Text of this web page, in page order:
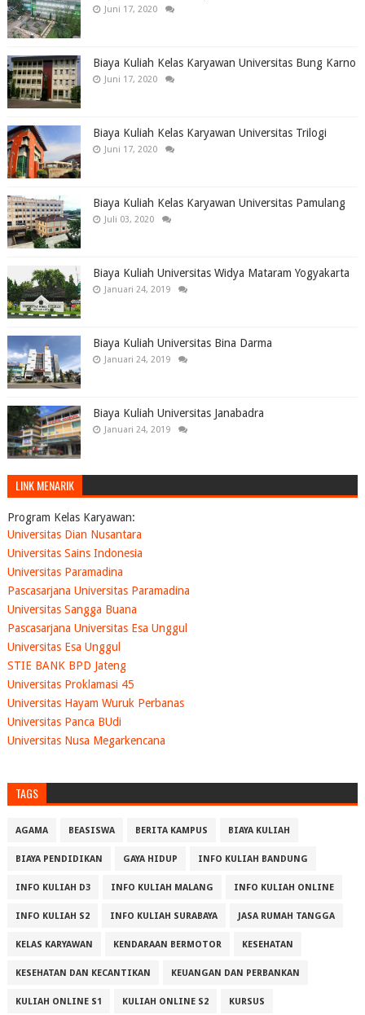
Juni 17, 2020
Biaya Kuliah Kelas Karyawan Universitas Bung Karno
Juni 17, 2020
Biaya Kuliah Kelas Karyawan Universitas Trilogi
Juni 17, 2020
Biaya Kuliah Kelas Karyawan Universitas Pamulang
Juli 03, 2020
Biaya Kuliah Universitas Widya Mataram Yogyakarta
Januari 24, 2019
Biaya Kuliah Universitas Bina Darma
Januari 24, 2019
Biaya Kuliah Universitas Janabadra
Januari 24, 2019
LINK MENARIK
Program Kelas Karyawan:
Universitas Dian Nusantara
Universitas Sains Indonesia
Universitas Paramadina
Pascasarjana Universitas Paramadina
Universitas Sangga Buana
Pascasarjana Universitas Esa Unggul
Universitas Esa Unggul
STIE BANK BPD Jateng
Universitas Proklamasi 45
Universitas Hayam Wuruk Perbanas
Universitas Panca BUdi
Universitas Nusa Megarkencana
TAGS
AGAMA BEASISWA BERITA KAMPUS BIAYA KULIAH
BIAYA PENDIDIKAN GAYA HIDUP INFO KULIAH BANDUNG
INFO KULIAH D3 INFO KULIAH MALANG INFO KULIAH ONLINE
INFO KULIAH S2 INFO KULIAH SURABAYA JASA RUMAH TANGGA
KELAS KARYAWAN KENDARAAN BERMOTOR KESEHATAN
KESEHATAN DAN KECANTIKAN KEUANGAN DAN PERBANKAN
KULIAH ONLINE S1 KULIAH ONLINE S2 KURSUS